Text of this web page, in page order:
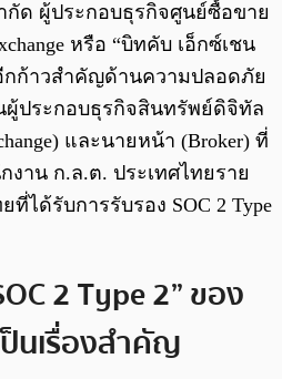
ด ผู้ประกอบธุรกิจศูนย์ซื้อขาย
หรือ “บิทคับ เอ็กซ์เชน
กก้าวสำคัญด้านความปลอดภัย
ประกอบธุรกิจสินทรัพย์ดิจิทัล
และนายหน้า (Broker) ที่
าน ก.ล.ต. ประเทศไทยราย
ได้รับการรับรอง SOC 2 Type
2 Type 2” ของ
นเรื่องสำคัญ